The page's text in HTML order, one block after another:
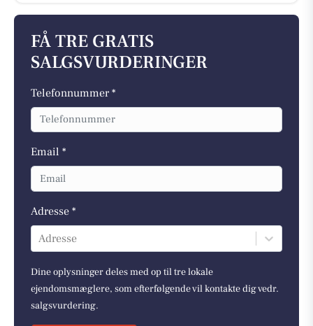
FÅ TRE GRATIS
SALGSVURDERINGER
Telefonnummer *
Email *
Adresse *
Adresse
Dine oplysninger deles med op til tre lokale
ejendomsmæglere, som efterfølgende vil kontakte dig vedr.
salgsvurdering.